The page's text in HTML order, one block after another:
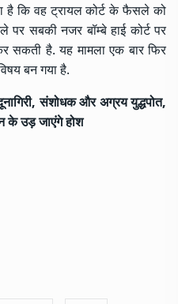
है कि वह ट्रायल कोर्ट के फैसले को
पर सबकी नजर बॉम्बे हाई कोर्ट पर
सकती है. यह मामला एक बार फिर
बन गया है.
संशोधक और अग्रय युद्धपोत,
के उड़ जाएंगे होश